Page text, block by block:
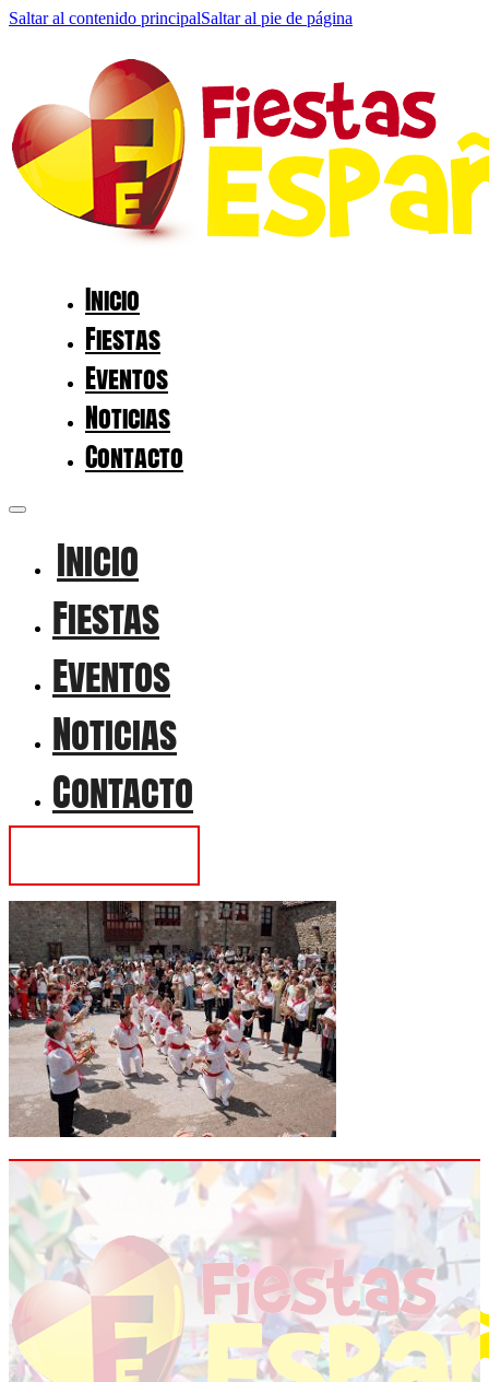
Saltar al contenido principalSaltar al pie de página
Inicio
Fiestas
Eventos
Noticias
Contacto
Inicio
Fiestas
Eventos
Noticias
Contacto